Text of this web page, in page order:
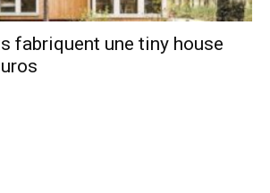
fabriquent une tiny house